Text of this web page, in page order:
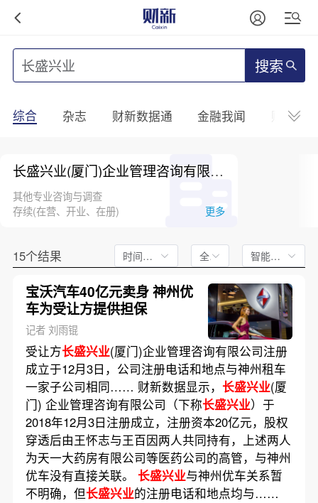
搜索
综合 杂志 财新数据通 金融我闻 财新
长盛兴业(厦门)企业管理咨询有限公司
其他专业咨询与调查
存续(在营、开业、在册)
更多
15个结果 时间不限 全文 智能排序
宝沃汽车40亿元卖身 神州优
车为受让方提供担保
记者 刘雨锟
受让方长盛兴业(厦门)企业管理咨询有限公司注册
成立于12月3日，公司注册电话和地点与神州租车
一家子公司相同…… 财新数据显示， 长盛兴业(厦
门) 企业管理咨询有限公司（下称长盛兴业）于
2018年12月3日注册成立，注册资本20亿元，股权
穿透后由王怀志与王百因两人共同持有，上述两人
为天一大药房有限公司等医药公司的高管，与神州
优车没有直接关联。 长盛兴业与神州优车关系暂
不明确，但长盛兴业的注册电话和地点均与……